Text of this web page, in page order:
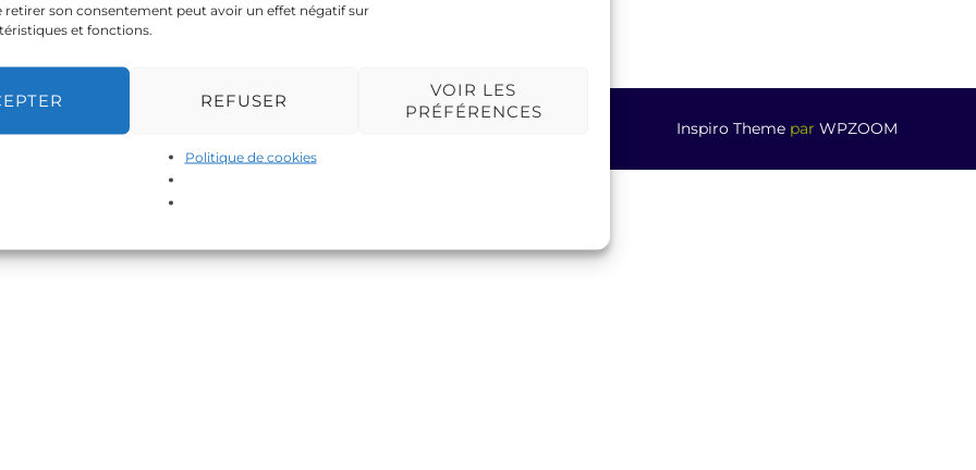
retirer son consentement peut avoir un effet négatif sur
et fonctions.
REFUSER
VOIR LES
PRÉFÉRENCES
Politique de cookies
Inspiro Theme par WPZOOM